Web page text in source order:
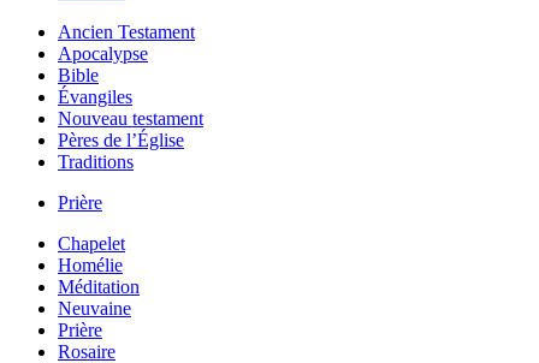
Ancien Testament
Apocalypse
Bible
Évangiles
Nouveau testament
Pères de l’Église
Traditions
Prière
Chapelet
Homélie
Méditation
Neuvaine
Prière
Rosaire